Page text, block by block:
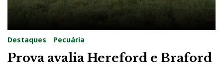
Destaques Pecuária
Prova avalia Hereford e Braford